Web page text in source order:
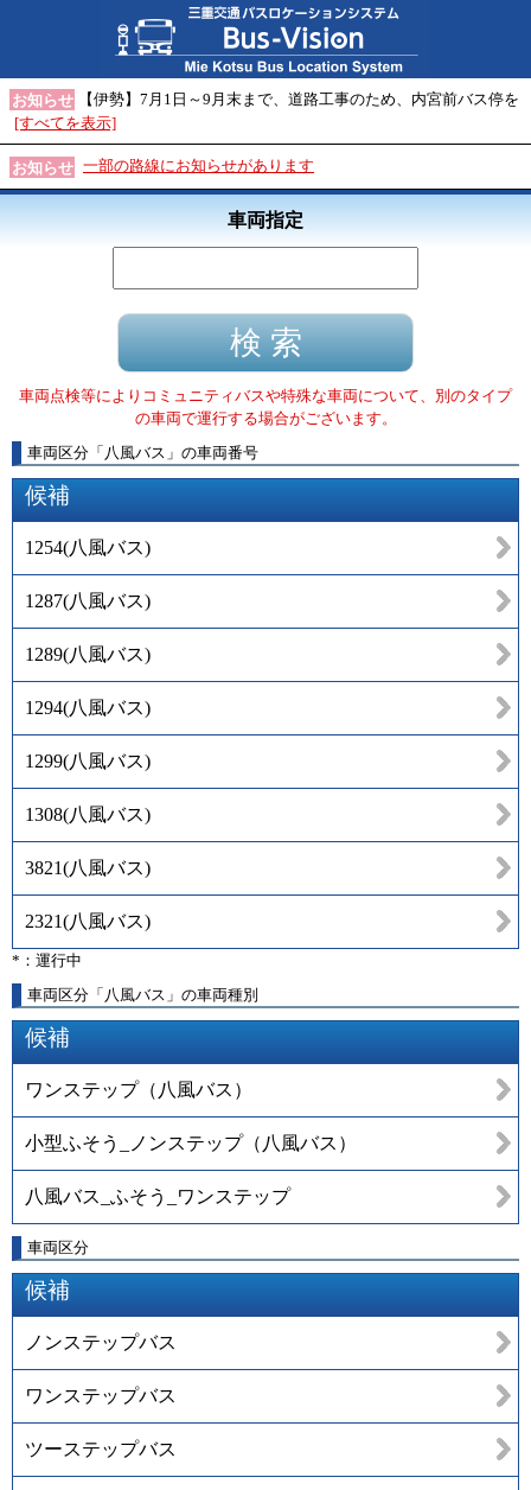
お知らせ
【伊勢】7月1日～9月末まで、道路工事のため、内宮前バス停を
[すべてを表示]
お知らせ 一部の路線にお知らせがあります
車両指定
車両点検等によりコミュニティバスや特殊な車両について、別のタイプ
の車両で運行する場合がございます。
車両区分 「 八風バス 」 の車両番号
候補
1254(八風バス)
1287(八風バス)
1289(八風バス)
1294(八風バス)
1299(八風バス)
1308(八風バス)
3821(八風バス)
2321(八風バス)
*：運行中
車両区分「八風バス」の車両種別
候補
ワンステップ（八風バス）
小型ふそう_ノンステップ（八風バス）
八風バス_ふそう_ワンステップ
車両区分
候補
ノンステップバス
ワンステップバス
ツーステップバス